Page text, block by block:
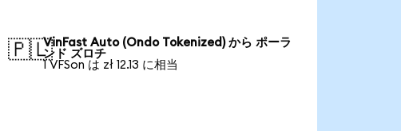
🇵🇱VinFast Auto (Ondo Tokenized) から ポーラ
ンド ズロチ
1 VFSon は zł 12.13 に相当